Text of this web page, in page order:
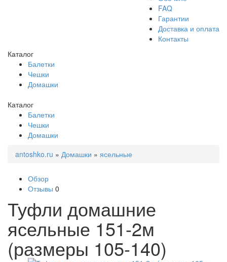
FAQ
Гарантии
Доставка и оплата
Контакты
Каталог
Балетки
Чешки
Домашки
Каталог
Балетки
Чешки
Домашки
antoshko.ru » Домашки » ясельные
Обзор
Отзывы 0
Туфли домашние
ясельные 151-2м
(размеры 105-140)